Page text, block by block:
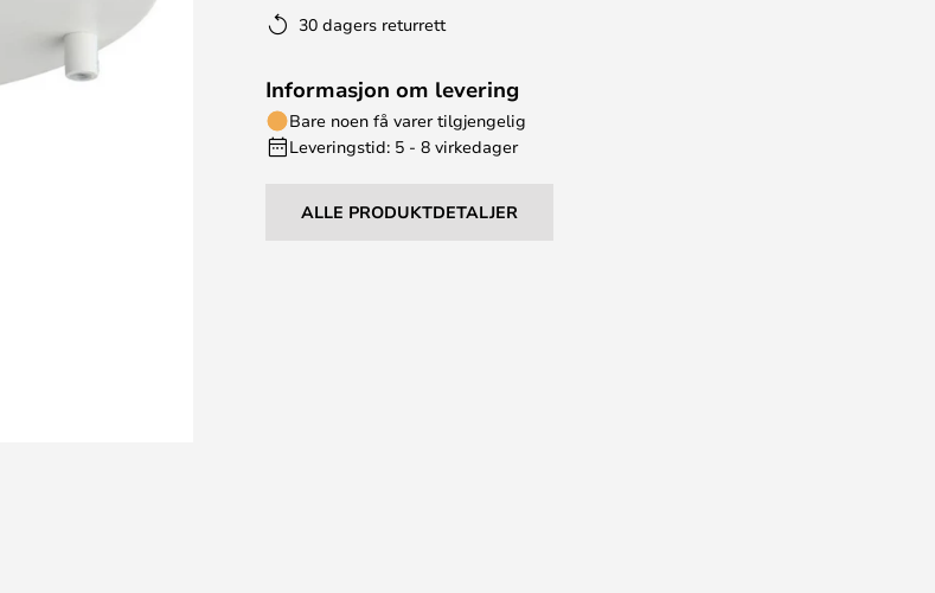
30 dagers returrett
Informasjon om levering
Bare noen få varer tilgjengelig
Leveringstid: 5 - 8 virkedager
ALLE PRODUKTDETALJER